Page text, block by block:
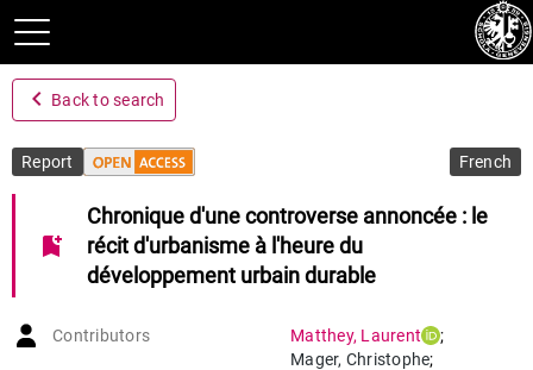
navigate_before Back to search
Report French
bookmark_add
Chronique d'une controverse annoncée : le
récit d'urbanisme à l'heure du
développement urbain durable
Contributors Matthey, Laurent
;
Mager, Christophe;